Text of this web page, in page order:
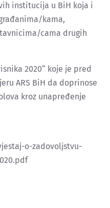
institucija u BiH koja i
kama,
cama drugih
2020“ koje je pred
ARS BiH da doprinose
kroz unapređenje
o-zadovoljstvu-